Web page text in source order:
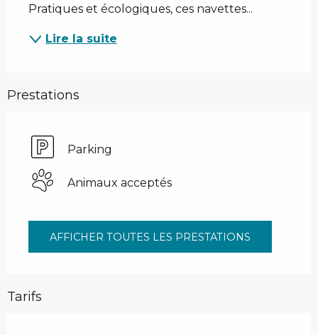
Pratiques et écologiques, ces navettes...
Lire la suite
Prestations
Parking
Animaux acceptés
AFFICHER TOUTES LES PRESTATIONS
Tarifs